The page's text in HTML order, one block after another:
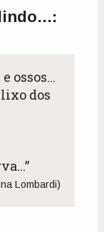
ossos...
dos
Lombardi)